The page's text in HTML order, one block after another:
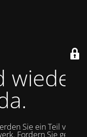
Sie ein Teil von
Fordern Sie gerne